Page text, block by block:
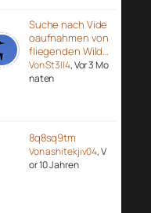
Suche nach Vide
oaufnahmen von
fliegenden Wild…
Von St3ll4, Vor 3 Mo
naten
8q8sq9tm
Von ashitekjiv04, V
or 10 Jahren